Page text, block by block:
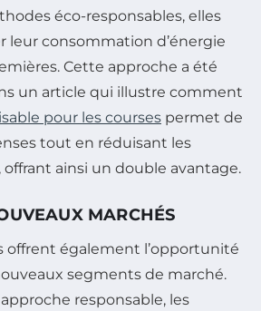
éco-responsables, elles
leur consommation d’énergie
Cette approche a été
un article qui illustre comment
pour les courses permet de
tout en réduisant les
ainsi un double avantage.
MARCHÉS
offrent également l’opportunité
segments de marché.
responsable, les